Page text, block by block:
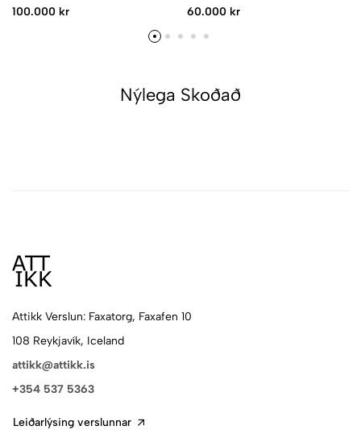
100.000 kr 60.000 kr
Nýlega Skoðað
Attikk Verslun: Faxatorg, Faxafen 10
108 Reykjavík, Iceland
attikk@attikk.is
+354 537 5363
Leiðarlýsing verslunnar